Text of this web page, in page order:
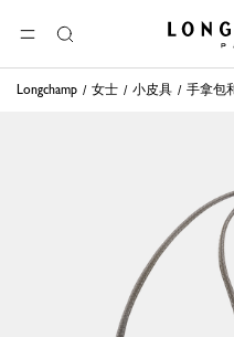
选单
搜
索
Longchamp -
Longchamp 女士 小皮具 手拿包